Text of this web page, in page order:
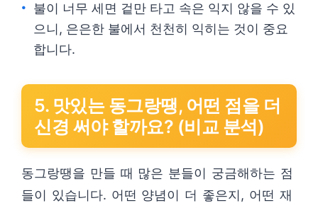
불이 너무 세면 겉만 타고 속은 익지 않을 수 있
으니, 은은한 불에서 천천히 익히는 것이 중요
합니다.
5. 맛있는 동그랑땡, 어떤 점을 더
신경 써야 할까요? (비교 분석)
동그랑땡을 만들 때 많은 분들이 궁금해하는 점
들이 있습니다. 어떤 양념이 더 좋은지, 어떤 재